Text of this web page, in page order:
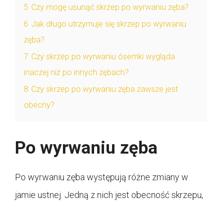
5 Czy mogę usunąć skrzep po wyrwaniu zęba?
6 Jak długo utrzymuje się skrzep po wyrwaniu
zęba?
7 Czy skrzep po wyrwaniu ósemki wygląda
inaczej niż po innych zębach?
8 Czy skrzep po wyrwaniu zęba zawsze jest
obecny?
Po wyrwaniu zęba
Po wyrwaniu zęba występują różne zmiany w
jamie ustnej. Jedną z nich jest obecność skrzepu,